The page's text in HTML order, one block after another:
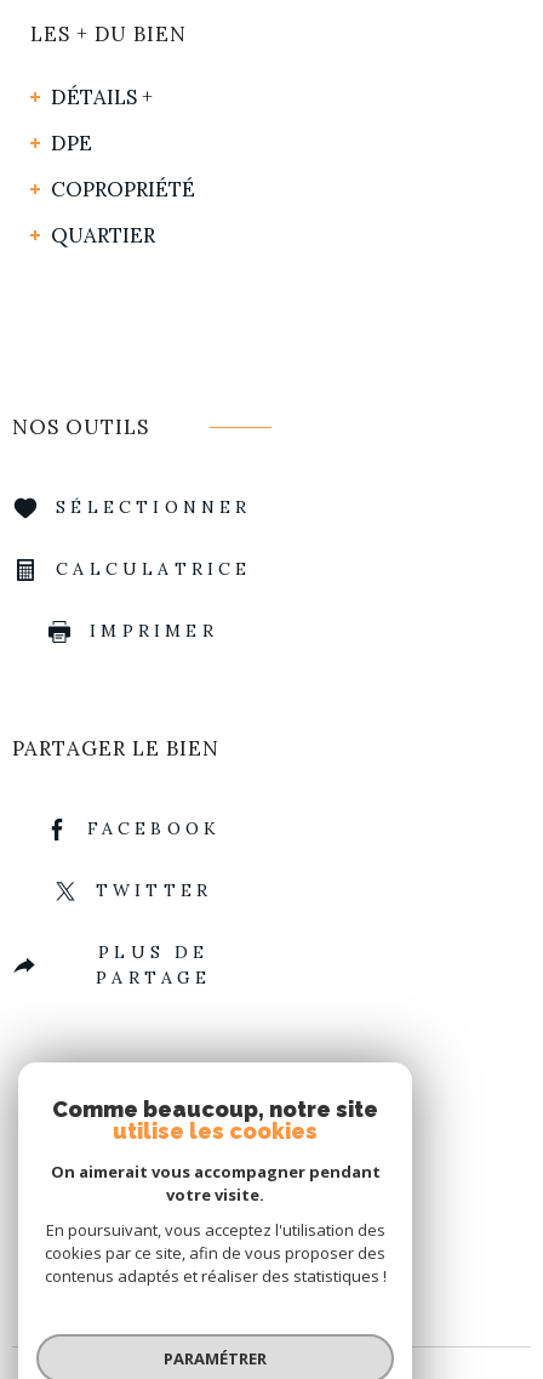
LES + DU BIEN
DÉTAILS +
DPE
COPROPRIÉTÉ
QUARTIER
NOS OUTILS
SÉLECTIONNER
CALCULATRICE
IMPRIMER
PARTAGER LE BIEN
FACEBOOK
TWITTER
PLUS DE
PARTAGE
Comme beaucoup, notre site
utilise les cookies
On aimerait vous accompagner pendant
votre visite.
En poursuivant, vous acceptez l'utilisation des
cookies par ce site, afin de vous proposer des
contenus adaptés et réaliser des statistiques !
PARAMÉTRER